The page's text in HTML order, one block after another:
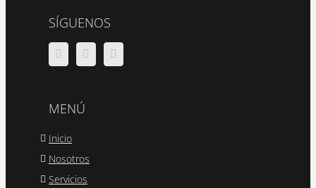
SÍGUENOS
MENÚ
Inicio
Nosotros
Servicios